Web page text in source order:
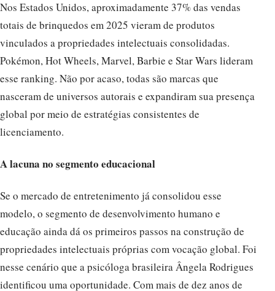
Nos Estados Unidos, aproximadamente 37% das vendas
totais de brinquedos em 2025 vieram de produtos
vinculados a propriedades intelectuais consolidadas.
Pokémon, Hot Wheels, Marvel, Barbie e Star Wars lideram
esse ranking. Não por acaso, todas são marcas que
nasceram de universos autorais e expandiram sua presença
global por meio de estratégias consistentes de
licenciamento.
A lacuna no segmento educacional
Se o mercado de entretenimento já consolidou esse
modelo, o segmento de desenvolvimento humano e
educação ainda dá os primeiros passos na construção de
propriedades intelectuais próprias com vocação global. Foi
nesse cenário que a psicóloga brasileira Ângela Rodrigues
identificou uma oportunidade. Com mais de dez anos de